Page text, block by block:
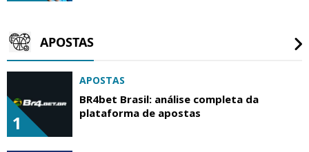
APOSTAS
1
APOSTAS
BR4bet Brasil: análise completa da
plataforma de apostas